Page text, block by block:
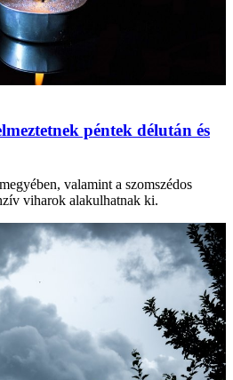
péntek délután és
valamint a szomszédos
viharok alakulhatnak ki.